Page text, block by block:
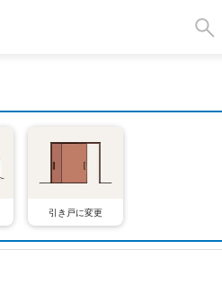
引き戸に変更